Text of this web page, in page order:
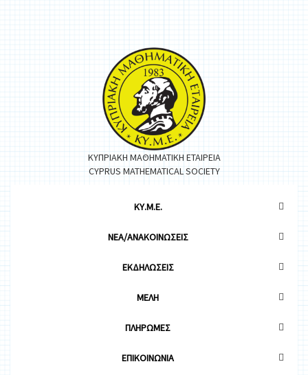
ΚΥΠΡΙΑΚΗ ΜΑΘΗΜΑΤΙΚΗ ΕΤΑΙΡΕΙΑ
CYPRUS MATHEMATICAL SOCIETY
ΚΥ.Μ.Ε.
ΝΕΑ/ΑΝΑΚΟΙΝΩΣΕΙΣ
ΕΚΔΗΛΩΣΕΙΣ
ΜΕΛΗ
ΠΛΗΡΩΜΕΣ
ΕΠΙΚΟΙΝΩΝΙΑ